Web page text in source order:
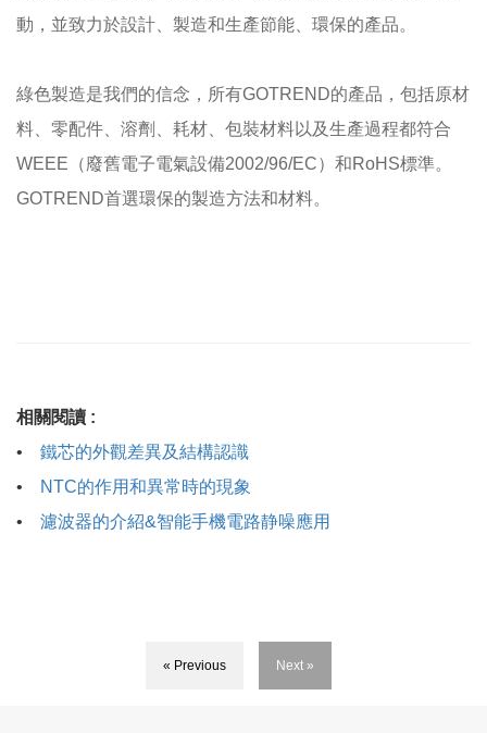
動，並致力於設計、製造和生產節能、環保的產品。
綠色製造是我們的信念，所有GOTREND的產品，包括原材
料、零配件、溶劑、耗材、包裝材料以及生產過程都符合
WEEE（廢舊電子電氣設備2002/96/EC）和RoHS標準。
GOTREND首選環保的製造方法和材料。
相關閱讀 :
• 鐵芯的外觀差異及結構認識
•
NTC的作用和異常時的現象
• 濾波器的介紹&智能手機電路静噪應用
« Previous Next »